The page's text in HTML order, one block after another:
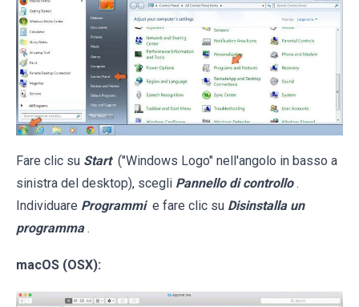
Fare clic su Start ("Windows Logo" nell'angolo in basso a
sinistra del desktop), scegli Pannello di controllo .
Individuare Programmi e fare clic su Disinstalla un
programma .
macOS (OSX):